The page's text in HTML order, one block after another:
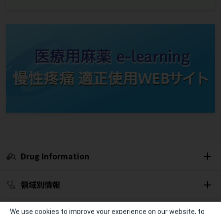
Drug Information
領域別情報
We use cookies to improve your experience on our website, to